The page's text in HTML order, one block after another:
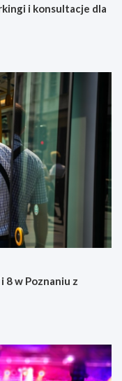
i konsultacje dla
8 w Poznaniu z